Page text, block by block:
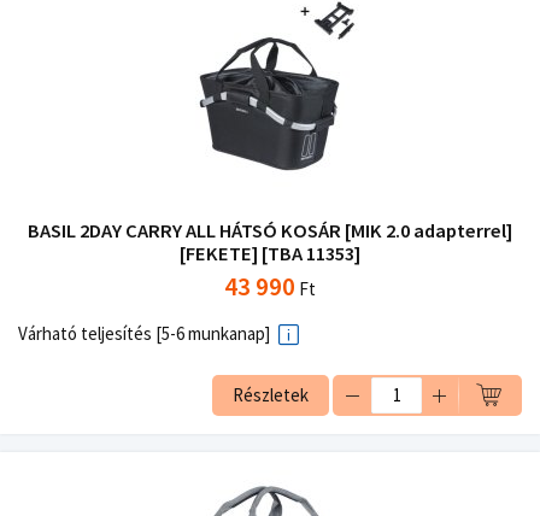
BASIL 2DAY CARRY ALL HÁTSÓ KOSÁR [MIK 2.0 adapterrel]
[FEKETE] [TBA 11353]
43 990 Ft
Várható teljesítés [5-6 munkanap]
Részletek